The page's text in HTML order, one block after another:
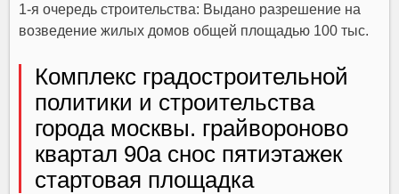
1-я очередь строительства: Выдано разрешение на
возведение жилых домов общей площадью 100 тыс.
Комплекс градостроительной
политики и строительства
города москвы. грайвороново
квартал 90а снос пятиэтажек
стартовая площадка